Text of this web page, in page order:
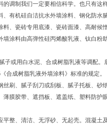
的调制我们一定要相信科学。也只有
、有机硅自洁抗水外墙涂料、钢化防
、瓷砖专用底漆、瓷砖面漆、高耐候
涂料由高弹性硅丙烯酸乳液、钛白粉
用白水泥、合成树脂乳液等调配。
合成树脂乳液外墙涂料》标准的规定。
、腻子刮刀或刮板、腻子托板、砂
膜胶带、遮挡板、遮盖纸、塑料防护
整、清洁、无浮砂、无起壳。混凝土